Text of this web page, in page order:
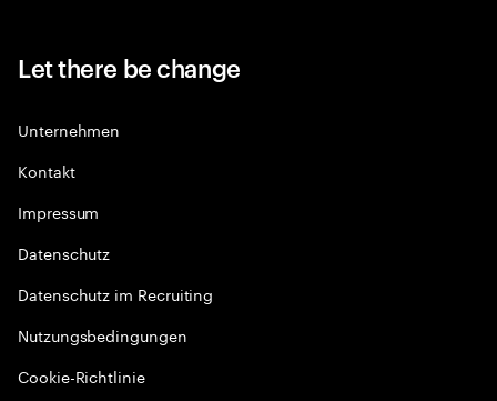
Let there be change
Unternehmen
Kontakt
Impressum
Datenschutz
Datenschutz im Recruiting
Nutzungsbedingungen
Cookie-Richtlinie